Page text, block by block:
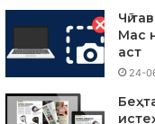
Чӣ
Mac
аст
24-